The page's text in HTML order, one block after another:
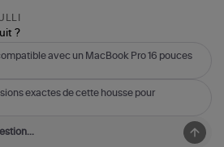
?
avec un MacBook Pro 16 pouces
exactes de cette housse pour